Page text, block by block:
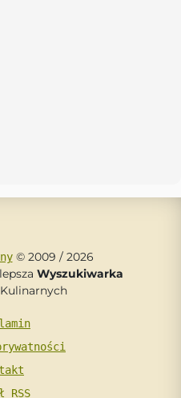
© 2009 / 2026
Wyszukiwarka
Kulinarnych
RSS